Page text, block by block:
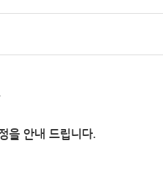
을 안내 드립니다.